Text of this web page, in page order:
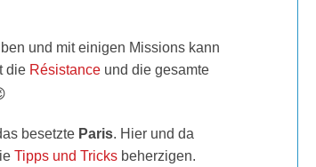
und mit einigen Missions kann
die Résistanceund die gesamte
besetzte Paris. Hier und da
Tipps und Tricksbeherzigen.